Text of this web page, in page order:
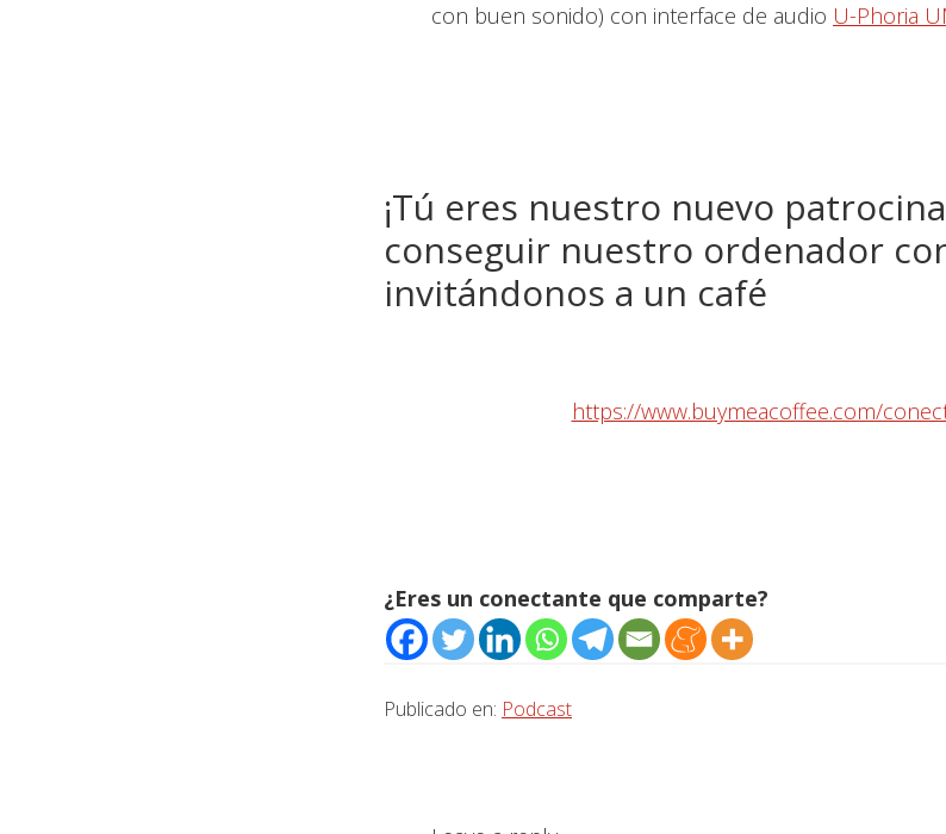
con buen sonido) con interface de audio U-Phoria
¡Tú eres nuestro nuevo
conseguir nuestro ordenador
invitándonos a un café
https://www.buymeacoffee.com/
¿Eres un conectante que comparte?
Publicado en: Podcast